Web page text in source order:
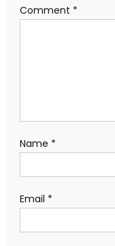
Comment *
Name *
Email *